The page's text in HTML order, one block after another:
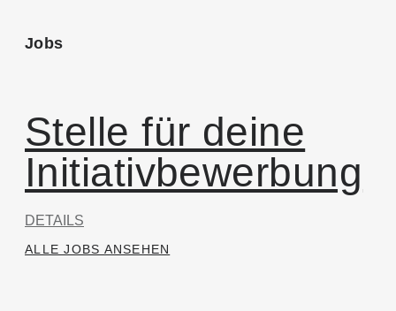
Jobs
Stelle für deine
Initiativbewerbung
DETAILS
ALLE JOBS ANSEHEN